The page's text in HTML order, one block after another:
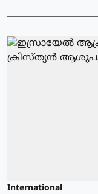
International